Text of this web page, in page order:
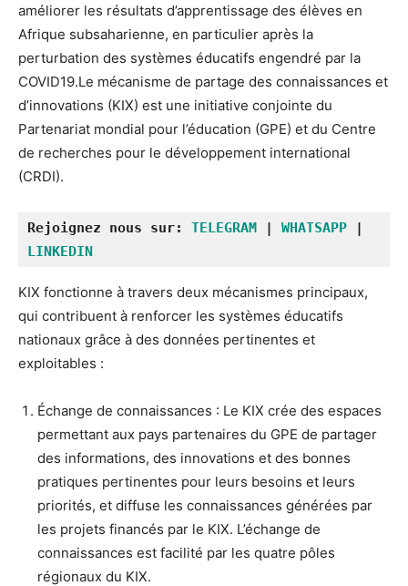
améliorer les résultats d’apprentissage des élèves en
Afrique subsaharienne, en particulier après la
perturbation des systèmes éducatifs engendré par la
COVID19.Le mécanisme de partage des connaissances et
d’innovations (KIX) est une initiative conjointe du
Partenariat mondial pour l’éducation (GPE) et du Centre
de recherches pour le développement international
(CRDI).
Rejoignez nous sur: TELEGRAM | WHATSAPP
LINKEDIN
KIX fonctionne à travers deux mécanismes principaux,
qui contribuent à renforcer les systèmes éducatifs
nationaux grâce à des données pertinentes et
exploitables :
Échange de connaissances : Le KIX crée des espaces
permettant aux pays partenaires du GPE de partager
des informations, des innovations et des bonnes
pratiques pertinentes pour leurs besoins et leurs
priorités, et diffuse les connaissances générées par
les projets financés par le KIX. L’échange de
connaissances est facilité par les quatre pôles
régionaux du KIX.